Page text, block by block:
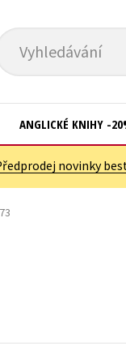
Vyhledávání
ANGLICKÉ KNIHY -
novinky